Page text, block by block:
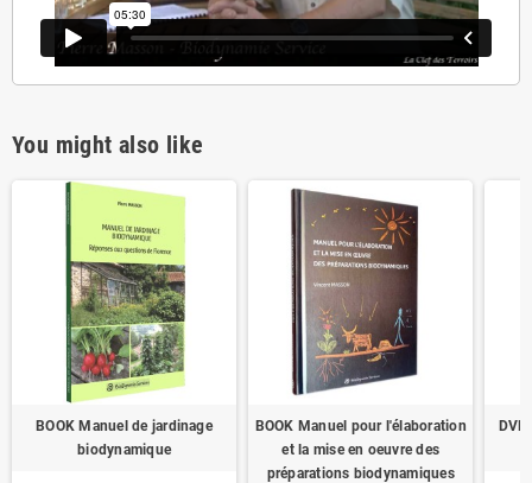
You might also like
BOOK Manuel de jardinage
biodynamique
BOOK Manuel pour l'élaboration
et la mise en oeuvre des
préparations biodynamiques